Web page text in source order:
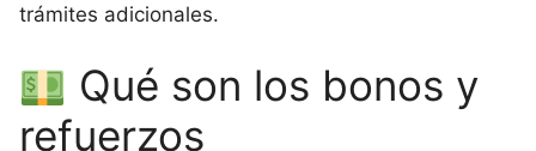
trámites adicionales.
Qué son los bonos y
refuerzos